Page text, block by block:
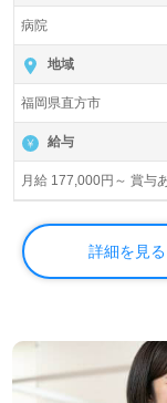
病院
地域
福岡県直方市
給与
月給 177,000円～ 賞与
詳細を見る